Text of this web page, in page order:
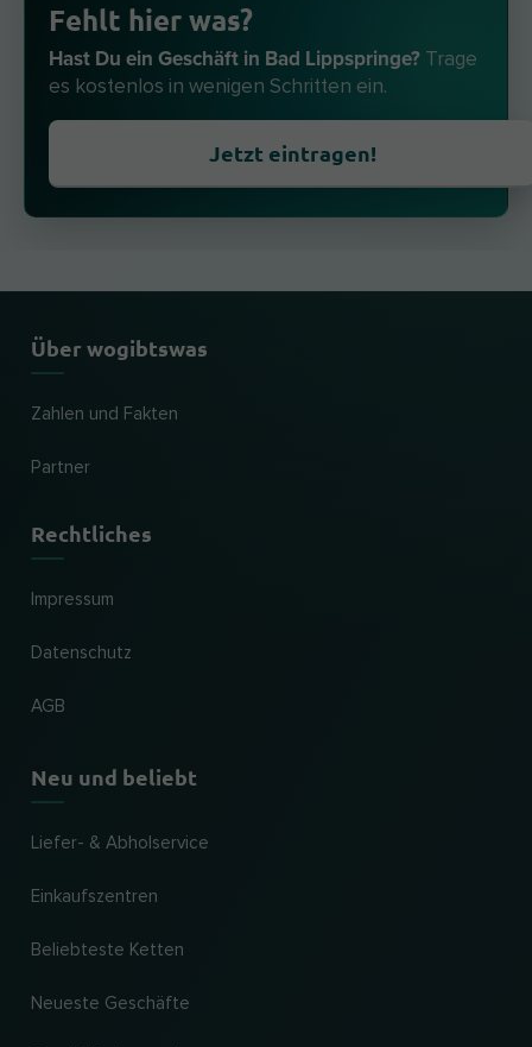
Fehlt hier was?
Hast Du ein Geschäft in Bad Lippspringe? Trage
es kostenlos in wenigen Schritten ein.
Jetzt eintragen!
Über wogibtswas
Zahlen und Fakten
Partner
Rechtliches
Impressum
Datenschutz
AGB
Neu und beliebt
Liefer- & Abholservice
Einkaufszentren
Beliebteste Ketten
Neueste Geschäfte